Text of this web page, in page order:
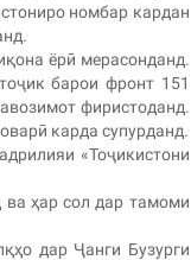
номбар кардан
ёрӣ мерасонданд.
барои фронт 151
фиристоданд.
карда супурданд.
«Тоҷикистони
ҳар сол дар тамоми
дар Ҷанги Бузурги